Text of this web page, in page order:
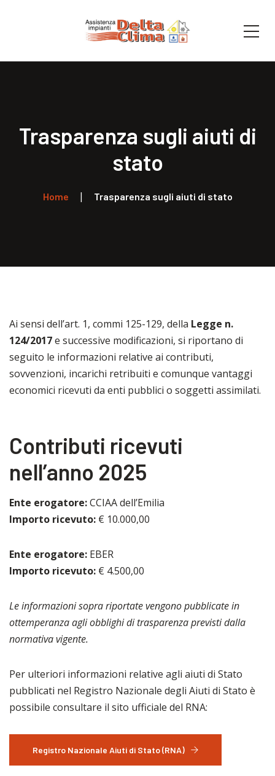
Trasparenza sugli aiuti di
stato
Home Trasparenza sugli aiuti di stato
Ai sensi dell’art. 1, commi 125-129, della Legge n.
124/2017e successive modificazioni, si riportano di
seguito le informazioni relative ai contributi,
sovvenzioni, incarichi retribuiti e comunque vantaggi
economici ricevuti da enti pubblici o soggetti assimilati.
Contributi ricevuti
nell’anno 2025
Ente erogatore:CCIAA dell’Emilia
Importo ricevuto: € 10.000,00
Ente erogatore: EBER
Importo ricevuto: € 4.500,00
Le informazioni sopra riportate vengono pubblicate in
ottemperanza agli obblighi di trasparenza previsti dalla
normativa vigente.
Per ulteriori informazioni relative agli aiuti di Stato
pubblicati nel Registro Nazionale degli Aiuti di Stato è
possibile consultare il sito ufficiale del RNA:
Registro Nazionale Aiuti di Stato (RNA)